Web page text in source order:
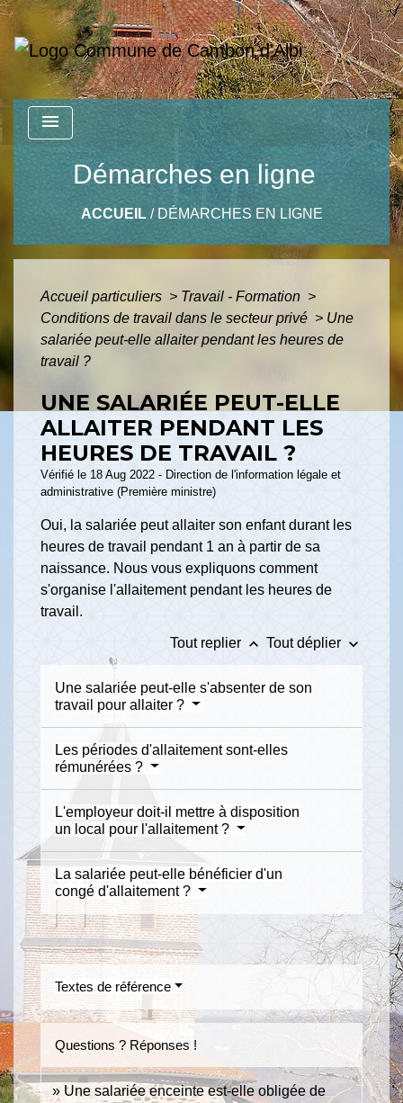
menu
Démarches en ligne
ACCUEIL/ DÉMARCHES EN LIGNE
Accueil particuliers > Travail - Formation >
Conditions de travail dans le secteur privé > Une
salariée peut-elle allaiter pendant les heures de
travail ?
UNE SALARIÉE PEUT-ELLE
ALLAITER PENDANT LES
HEURES DE TRAVAIL ?
Vérifié le 18 Aug 2022 - Direction de l'information légale et
administrative (Première ministre)
Oui, la salariée peut allaiter son enfant durant les
heures de travail pendant 1 an à partir de sa
naissance. Nous vous expliquons comment
s'organise l'allaitement pendant les heures de
travail.
Tout replier keyboard_arrow_up Tout déplier keyboard_arrow_down
Une salariée peut-elle s'absenter de son
travail pour allaiter ?
Les périodes d'allaitement sont-elles
rémunérées ?
L'employeur doit-il mettre à disposition
un local pour l'allaitement ?
La salariée peut-elle bénéficier d'un
congé d'allaitement ?
Textes de référence
Questions ? Réponses !
Une salariée enceinte est-elle obligée de